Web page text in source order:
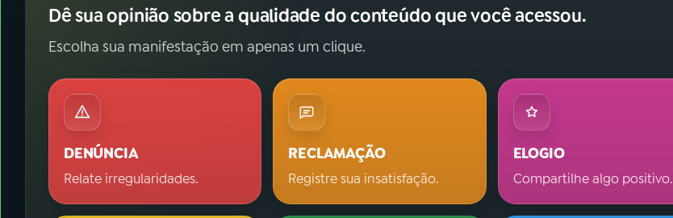
Dê sua opinião sobre a qualidade do conteúdo que você acessou.
Escolha sua manifestação em apenas um clique.
DENÚNCIA
Relate irregularidades.
RECLAMAÇÃO
Registre sua insatisfação.
ELOGIO
Compartilhe algo positivo.